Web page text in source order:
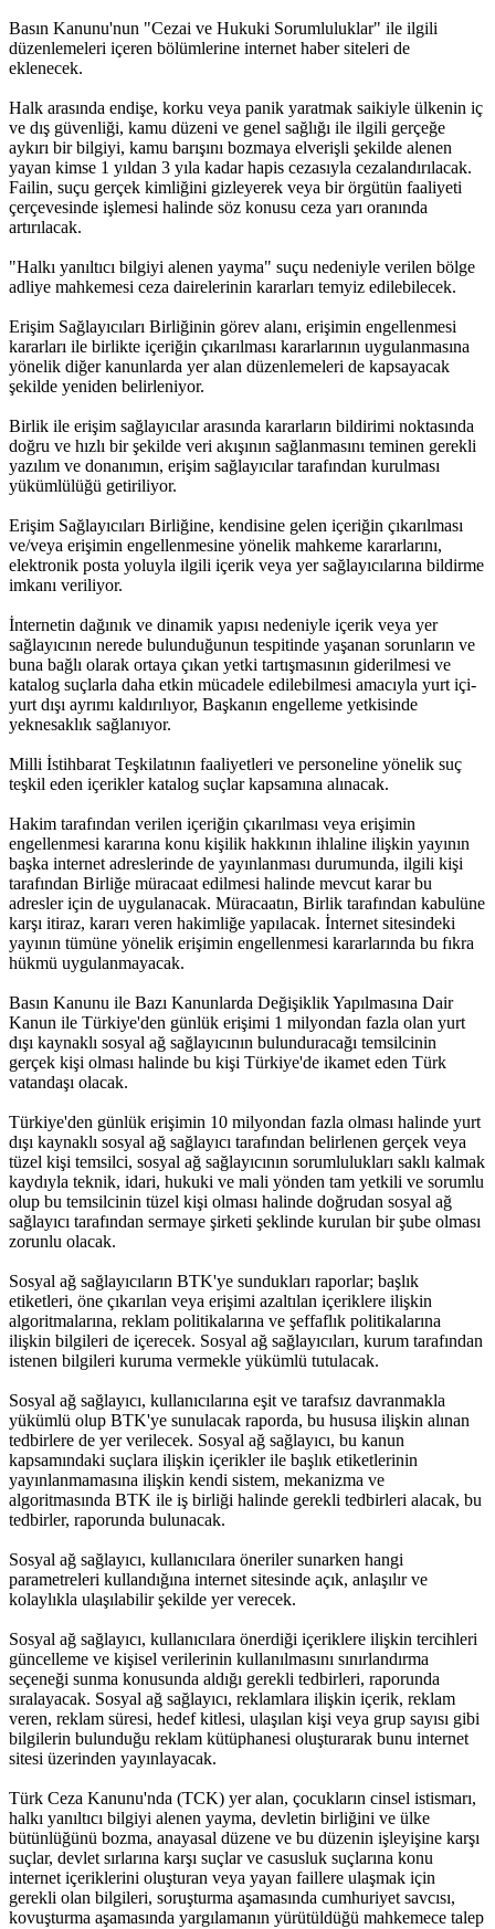
Basın Kanunu'nun "Cezai ve Hukuki Sorumluluklar" ile ilgili
düzenlemeleri içeren bölümlerine internet haber siteleri de
eklenecek.
Halk arasında endişe, korku veya panik yaratmak saikiyle ülkenin iç
ve dış güvenliği, kamu düzeni ve genel sağlığı ile ilgili gerçeğe
aykırı bir bilgiyi, kamu barışını bozmaya elverişli şekilde alenen
yayan kimse 1 yıldan 3 yıla kadar hapis cezasıyla cezalandırılacak.
Failin, suçu gerçek kimliğini gizleyerek veya bir örgütün faaliyeti
çerçevesinde işlemesi halinde söz konusu ceza yarı oranında
artırılacak.
"Halkı yanıltıcı bilgiyi alenen yayma" suçu nedeniyle verilen bölge
adliye mahkemesi ceza dairelerinin kararları temyiz edilebilecek.
Erişim Sağlayıcıları Birliğinin görev alanı, erişimin engellenmesi
kararları ile birlikte içeriğin çıkarılması kararlarının uygulanmasına
yönelik diğer kanunlarda yer alan düzenlemeleri de kapsayacak
şekilde yeniden belirleniyor.
Birlik ile erişim sağlayıcılar arasında kararların bildirimi noktasında
doğru ve hızlı bir şekilde veri akışının sağlanmasını teminen gerekli
yazılım ve donanımın, erişim sağlayıcılar tarafından kurulması
yükümlülüğü getiriliyor.
Erişim Sağlayıcıları Birliğine, kendisine gelen içeriğin çıkarılması
ve/veya erişimin engellenmesine yönelik mahkeme kararlarını,
elektronik posta yoluyla ilgili içerik veya yer sağlayıcılarına bildirme
imkanı veriliyor.
İnternetin dağınık ve dinamik yapısı nedeniyle içerik veya yer
sağlayıcının nerede bulunduğunun tespitinde yaşanan sorunların ve
buna bağlı olarak ortaya çıkan yetki tartışmasının giderilmesi ve
katalog suçlarla daha etkin mücadele edilebilmesi amacıyla yurt içi-
yurt dışı ayrımı kaldırılıyor, Başkanın engelleme yetkisinde
yeknesaklık sağlanıyor.
Milli İstihbarat Teşkilatının faaliyetleri ve personeline yönelik suç
teşkil eden içerikler katalog suçlar kapsamına alınacak.
Hakim tarafından verilen içeriğin çıkarılması veya erişimin
engellenmesi kararına konu kişilik hakkının ihlaline ilişkin yayının
başka internet adreslerinde de yayınlanması durumunda, ilgili kişi
tarafından Birliğe müracaat edilmesi halinde mevcut karar bu
adresler için de uygulanacak. Müracaatın, Birlik tarafından kabulüne
karşı itiraz, kararı veren hakimliğe yapılacak. İnternet sitesindeki
yayının tümüne yönelik erişimin engellenmesi kararlarında bu fıkra
hükmü uygulanmayacak.
Basın Kanunu ile Bazı Kanunlarda Değişiklik Yapılmasına Dair
Kanun ile Türkiye'den günlük erişimi 1 milyondan fazla olan yurt
dışı kaynaklı sosyal ağ sağlayıcının bulunduracağı temsilcinin
gerçek kişi olması halinde bu kişi Türkiye'de ikamet eden Türk
vatandaşı olacak.
Türkiye'den günlük erişimin 10 milyondan fazla olması halinde yurt
dışı kaynaklı sosyal ağ sağlayıcı tarafından belirlenen gerçek veya
tüzel kişi temsilci, sosyal ağ sağlayıcının sorumlulukları saklı kalmak
kaydıyla teknik, idari, hukuki ve mali yönden tam yetkili ve sorumlu
olup bu temsilcinin tüzel kişi olması halinde doğrudan sosyal ağ
sağlayıcı tarafından sermaye şirketi şeklinde kurulan bir şube olması
zorunlu olacak.
Sosyal ağ sağlayıcıların BTK'ye sundukları raporlar; başlık
etiketleri, öne çıkarılan veya erişimi azaltılan içeriklere ilişkin
algoritmalarına, reklam politikalarına ve şeffaflık politikalarına
ilişkin bilgileri de içerecek. Sosyal ağ sağlayıcıları, kurum tarafından
istenen bilgileri kuruma vermekle yükümlü tutulacak.
Sosyal ağ sağlayıcı, kullanıcılarına eşit ve tarafsız davranmakla
yükümlü olup BTK'ye sunulacak raporda, bu hususa ilişkin alınan
tedbirlere de yer verilecek. Sosyal ağ sağlayıcı, bu kanun
kapsamındaki suçlara ilişkin içerikler ile başlık etiketlerinin
yayınlanmamasına ilişkin kendi sistem, mekanizma ve
algoritmasında BTK ile iş birliği halinde gerekli tedbirleri alacak, bu
tedbirler, raporunda bulunacak.
Sosyal ağ sağlayıcı, kullanıcılara öneriler sunarken hangi
parametreleri kullandığına internet sitesinde açık, anlaşılır ve
kolaylıkla ulaşılabilir şekilde yer verecek.
Sosyal ağ sağlayıcı, kullanıcılara önerdiği içeriklere ilişkin tercihleri
güncelleme ve kişisel verilerinin kullanılmasını sınırlandırma
seçeneği sunma konusunda aldığı gerekli tedbirleri, raporunda
sıralayacak. Sosyal ağ sağlayıcı, reklamlara ilişkin içerik, reklam
veren, reklam süresi, hedef kitlesi, ulaşılan kişi veya grup sayısı gibi
bilgilerin bulunduğu reklam kütüphanesi oluşturarak bunu internet
sitesi üzerinden yayınlayacak.
Türk Ceza Kanunu'nda (TCK) yer alan, çocukların cinsel istismarı,
halkı yanıltıcı bilgiyi alenen yayma, devletin birliğini ve ülke
bütünlüğünü bozma, anayasal düzene ve bu düzenin işleyişine karşı
suçlar, devlet sırlarına karşı suçlar ve casusluk suçlarına konu
internet içeriklerini oluşturan veya yayan faillere ulaşmak için
gerekli olan bilgileri, soruşturma aşamasında cumhuriyet savcısı,
kovuşturma aşamasında yargılamanın yürütüldüğü mahkemece talep